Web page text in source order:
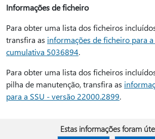
Informações de ficheiro
Para obter uma lista dos ficheiros
transfira as informações de ficheiro para
cumulativa 5036894.
Para obter uma lista dos ficheiros
pilha de manutenção, transfira as
para a SSU - versão 22000.2899.
Estas informações foram